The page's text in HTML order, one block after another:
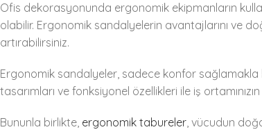
Ofis dekorasyonunda ergonomik ekipmanların
olabilir. Ergonomik sandalyelerin avantajlarını ve
artırabilirsiniz.
Ergonomik sandalyeler, sadece konfor sağlamakla
tasarımları ve fonksiyonel özellikleri ile iş
Bununla birlikte, ergonomik tabureler, vücudun